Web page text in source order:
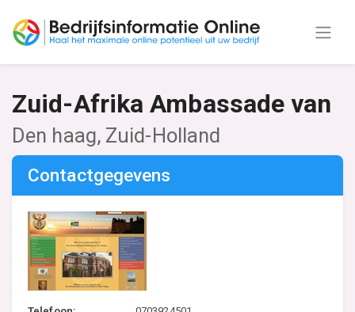
Zuid-Afrika Ambassade van
Den haag, Zuid-Holland
Contactgegevens